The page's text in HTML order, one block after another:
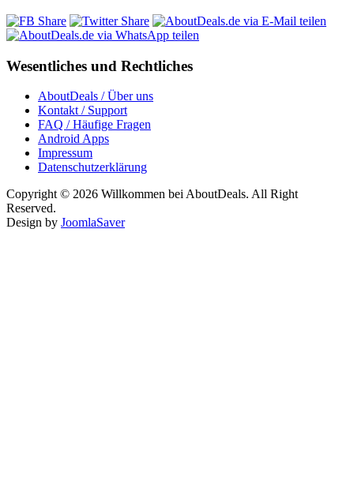
Wesentliches und Rechtliches
AboutDeals / Über uns
Kontakt / Support
FAQ / Häufige Fragen
Android Apps
Impressum
Datenschutzerklärung
Copyright © 2026 Willkommen bei AboutDeals. All Right
Reserved.
Design by JoomlaSaver